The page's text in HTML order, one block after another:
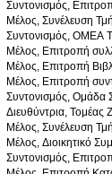
Συντονισμός,
Μέλος, Συνέλευση
Συντονισμός, ΟΜΕΑ
Μέλος, Επιτροπή
Μέλος, Επιτροπή
Μέλος, Επιτροπή
Συντονισμός, Ομάδα
Διευθύντρια, Τομέας
Μέλος, Συνέλευση
Μέλος, Διοικητικό
Συντονισμός,